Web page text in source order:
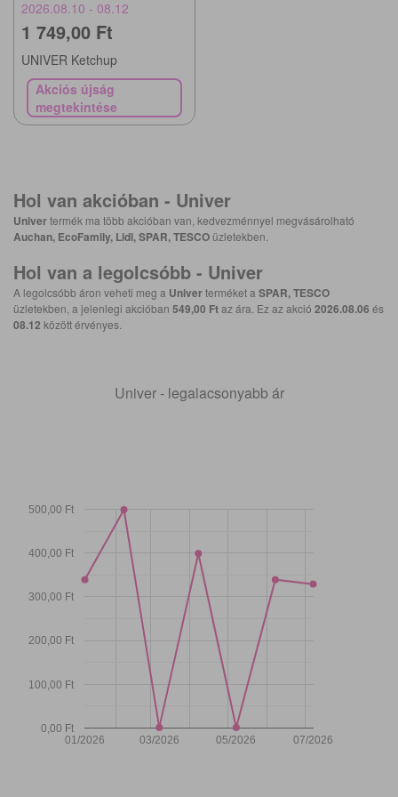
2026.08.10 - 08.12
1 749,00 Ft
UNIVER Ketchup
Akciós újság
megtekintése
Hol van akcióban - Univer
Univertermék ma több akcióban van, kedvezménnyel megvásárolható
Auchan, EcoFamily, Lidl, SPAR, TESCO üzletekben.
Hol van a legolcsóbb - Univer
A legolcsóbb áron veheti meg a Univerterméket a SPAR, TESCO
üzletekben, a jelenlegi akcióban 549,00 Ftaz ára. Ez az akció 2026.08.06 és
08.12 között érvényes.
Univer - legalacsonyabb ár
01/2026 03/2026 05/2026 07/2026
0,00 Ft
100,00 Ft
200,00 Ft
300,00 Ft
400,00 Ft
500,00 Ft